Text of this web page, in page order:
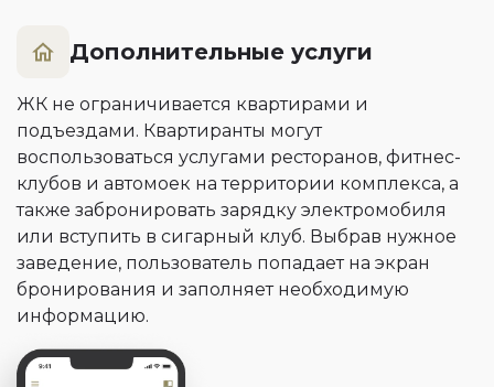
Дополнительные услуги
ЖК не ограничивается квартирами и
подъездами. Квартиранты могут
воспользоваться услугами ресторанов, фитнес-
клубов и автомоек на территории комплекса, а
также забронировать зарядку электромобиля
или вступить в сигарный клуб. Выбрав нужное
заведение, пользователь попадает на экран
бронирования и заполняет необходимую
информацию.